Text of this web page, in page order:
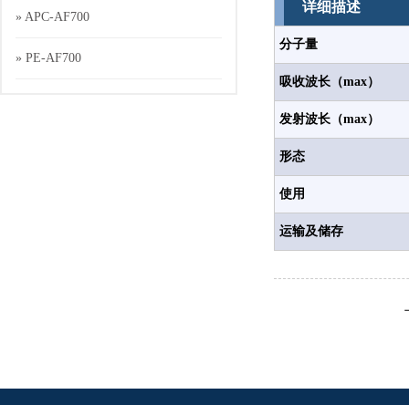
» APC-AF700
» PE-AF700
详细描述
分子量
吸收波长（max）
发射波长（max）
形态
使用
运输及储存